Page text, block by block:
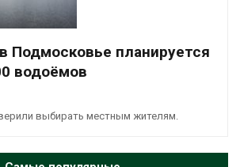
Подмосковье планируется
водоёмов
выбирать местным жителям.